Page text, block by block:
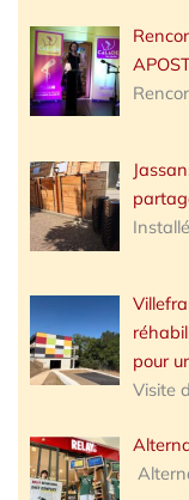
pour
Visite